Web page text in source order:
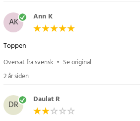
AK Ann K
Toppen
Oversat fra svensk • Se original
2 år siden
DR Daulat R